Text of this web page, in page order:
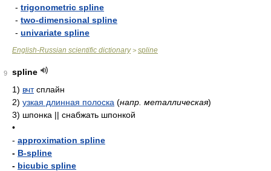
- trigonometric spline
- two-dimensional spline
- univariate spline
English-Russian scientific dictionary> spline
9
spline
1) вчтсплайн
2) узкая длинная полоска (напр. металлическая)
3) шпонка || снабжать шпонкой
•
- approximation spline
- B-spline
- bicubic spline